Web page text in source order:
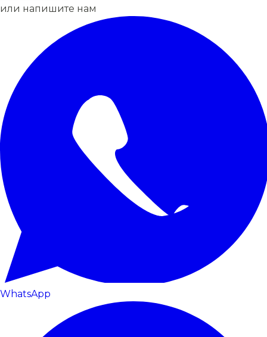
или напишите нам
WhatsApp